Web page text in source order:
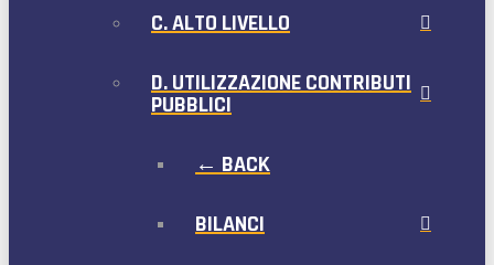
C. ALTO LIVELLO
D. UTILIZZAZIONE CONTRIBUTI
PUBBLICI
← BACK
BILANCI